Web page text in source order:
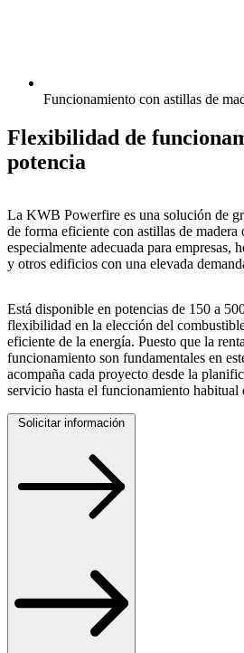
Funcionamiento con astillas de
Flexibilidad de
potencia
La KWB Powerfire es una solución de
de forma eficiente con astillas de madera
especialmente adecuada para empresas,
y otros edificios con una elevada
Está disponible en potencias de 150 a
flexibilidad en la elección del
eficiente de la energía. Puesto que la
funcionamiento son fundamentales en
acompaña cada proyecto desde la
servicio hasta el funcionamiento habitual
Solicitar información